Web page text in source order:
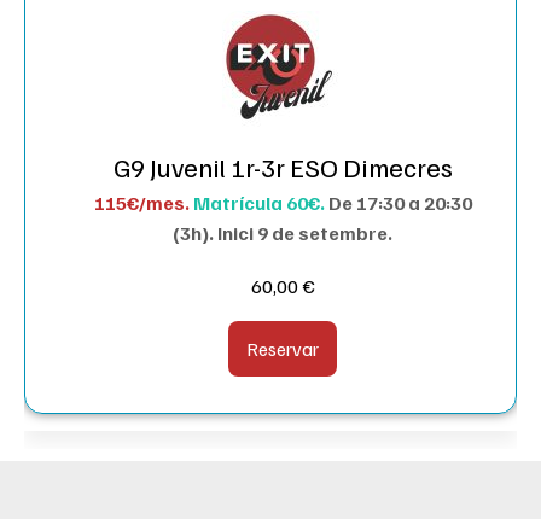
G9 Juvenil 1r-3r ESO Dimecres
115€/mes. Matrícula 60€. De 17:30 a 20:30
(3h). Inici 9 de setembre.
60,00€
Reservar